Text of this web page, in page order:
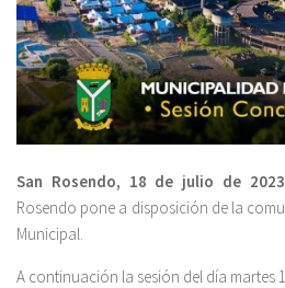
San Rosendo, 18 de julio de 2023
Rosendo pone a disposición de la
Municipal.
A continuación la sesión del día martes